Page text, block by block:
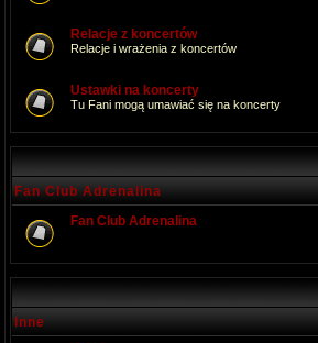
Relacje z koncertów
Relacje i wrażenia z koncertów
Ustawki na koncerty
Tu Fani mogą umawiać się na koncerty
Fan Club Adrenalina
Fan Club Adrenalina
Inne